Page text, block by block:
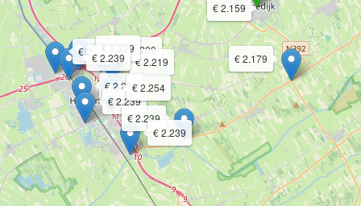
€ 2.159
€ 2.179
€ 2.205 € 2.209
€ 2.219
€ 2.229
€ 2.229
€ 2.239
€ 2.239
€ 2.239
€ 2.239
€ 2.254